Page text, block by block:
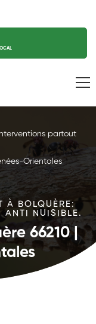
partout
Orientales
À BOLQUÈRE:
ANTI NUISIBLE.
66210 |